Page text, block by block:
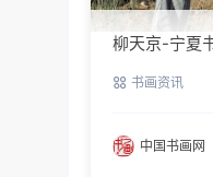
柳天京-宁夏
书画资讯
中国书画网